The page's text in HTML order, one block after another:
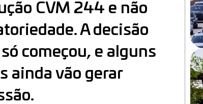
CVM 244 e não
A decisão
começou, e alguns
ainda vão gerar